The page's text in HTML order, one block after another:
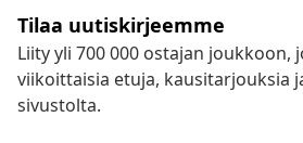
Tilaa uutiskirjeemme
Liity yli 700 000 ostajan joukkoon,
viikoittaisia etuja, kausitarjouksia
sivustolta.